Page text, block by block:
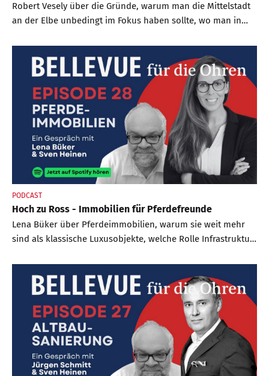
Robert Vesely über die Gründe, warum man die Mittelstadt
an der Elbe unbedingt im Fokus haben sollte, wo man in
Reiz der Landeshauptstadt ausmacht
PODCAST
Hoch zu Ross - Immobilien für Pferdefreunde
Lena Büker über Pferdeimmobilien, warum sie weit mehr
sind als klassische Luxusobjekte, welche Rolle Infrastruktur,
weshalb spezialisierte Plattformen und Communities in
diesem Markt eine besondere Bedeutung haben.